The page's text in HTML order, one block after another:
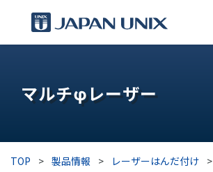
IPC
導入事例
マルチφレーザー
TOP > 製品情報 > レーザーはんだ付け >